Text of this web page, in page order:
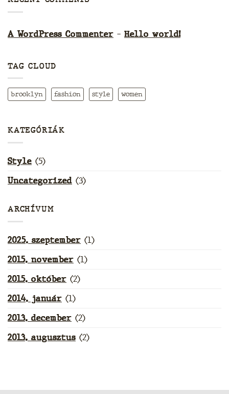
A WordPress Commenter - Hello world!
TAG CLOUD
brooklyn fashion style women
KATEGÓRIÁK
Style (5)
Uncategorized (3)
ARCHÍVUM
2025. szeptember (1)
2015. november (1)
2015. október (2)
2014. január (1)
2013. december (2)
2013. augusztus (2)